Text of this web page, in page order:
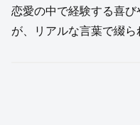
恋愛の中で経験する喜
が、リアルな言葉で綴ら